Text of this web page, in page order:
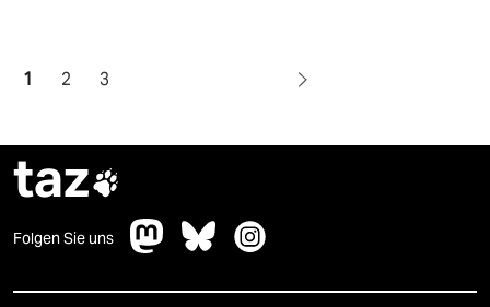
1 2 3
taz
Folgen Sie uns